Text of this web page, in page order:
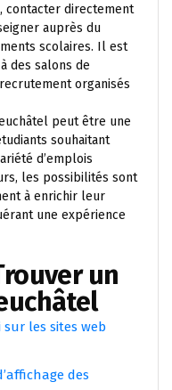
contacter directement
auprès du
scolaires. Il est
des salons de
organisés
peut être une
souhaitant
d’emplois
les possibilités sont
à enrichir leur
une expérience
un
sur les sites web
des